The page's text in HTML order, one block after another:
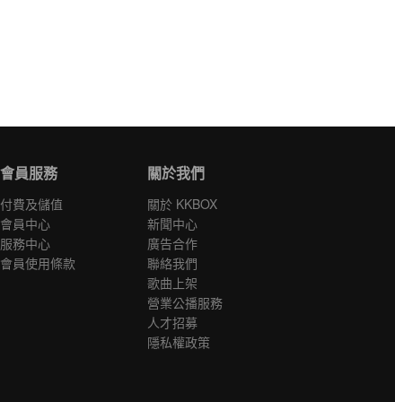
會員服務
付費及儲值
會員中心
服務中心
會員使用條款
關於我們
關於 KKBOX
新聞中心
廣告合作
聯絡我們
歌曲上架
營業公播服務
人才招募
隱私權政策